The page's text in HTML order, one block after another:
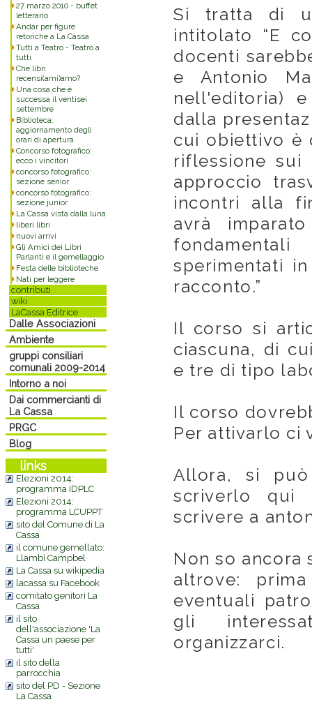
27 marzo 2010 - buffet
letterario
Andar per figure
retoriche a La Cassa
Tutti a Teatro - Teatro a
tutti
Che libri
recensi(ami)amo?
Una cosa che è
successa il ventisei
settembre
Biblioteca:
aggiornamento degli
orari di apertura
Concorso fotografico:
ecco i vincitori
concorso fotografico:
sezione senior
concorso fotografico:
sezione junior
La Cassa vista dalla luna
liberi libri
nuovi arrivi
Gli Amici dei Libri
Parlanti e il gemellaggio
Festa delle biblioteche
Nati per leggere
contributi
wiki
LaCassa Editrice
Dalle Associazioni
Ambiente
gruppi consiliari
comunali 2009-2014
Intorno a noi
Dai commercianti di
La Cassa
PRGC
Blog
links
Elezioni 2014:
programma IDPLC
Elezioni 2014:
programma LCUPPT
sito del Comune di La
Cassa
il comune gemellato:
Llambi Campbel
La Cassa su wikipedia
lacassa su Facebook
comitato genitori La
Cassa
il sito
dell'associazione 'La
Cassa un paese per
tutti'
il sito della
parrocchia
sito del PD - Sezione
La Cassa
Si tratta di
intitolato “E
docenti
e Antonio
nell'editoria)
dalla
cui obiettivo è
riflessione sui
approccio
incontri alla
avrà
sperimentati
racconto.”
Il corso si
ciascuna, di
e tre di tipo
Il corso
Per attivarlo ci
Allora, si
scriverlo qui
scrivere a
Non so ancora
altrove:
eventuali
gli
organizzarci.